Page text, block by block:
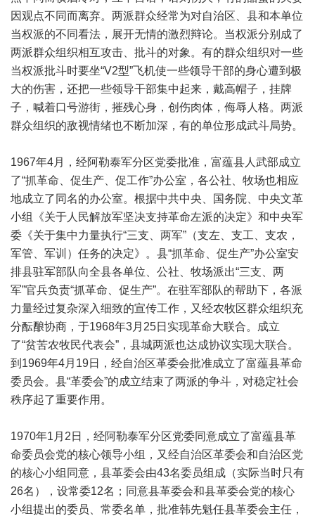
因观点不同而离弃。两派群众经常为对自治区、县和本单位
当权派的不同看法，展开无情的激烈辩论。当权派分别成了
两派群众组织相互攻击、批斗的对象。有的群众组织对一些
当权派批斗时要坐“V2型”飞机使一些领导干部的身心遭到极
大的伤害，还把一些领导干部集中起来，戴高帽子，挂牌
子，喊着口号游街，摧残心身，创伤肉体，侮辱人格。两派
群众组织的敌视情绪也不断加深，有的单位形成武斗局势。
1967年4月，经阿勒泰军分区党委批准，富蕴县人武部成立
了“抓革命、促生产、促工作”办公室，各公社、牧场也相应
地成立了同名的办公室。根据中共中央、国务院、中央文革
小组《关于人民解放军坚决支持革命左派的决定》和中央军
委《关于集中力量执行“三支、两军”（支左、支工、支农，
军管、军训）任务的决定》。县“抓革命、促生产”办公室安
排县驻军部队向全县各单位、公社、牧场派出“三支、两
军”官兵负责“抓革命、促生产”。在驻军部队的帮助下，各派
力量经过复杂深入细致的宣传工作，又经农牧区群众组织充
分酝酿协商，于1968年3月25日实现革命大联合。成立
了“贫苦农牧民代表会”，县城两派也达成协议实现大联合。
到1969年4月19日，经自治区革委会批准成立了富蕴县革命
委员会。县“革委会”的成立结束了两派的争斗，对稳定社会
秩序起了重要作用。
1970年1月2日，经阿勒泰军分区党委同意成立了富蕴县革
命委员会党的核心领导小组，又经自治区革委会和自治区党
的核心小组同意，县革委会由43名委员组成（实际当时只有
26名），设常委12名；同意县革委会和县革委会党的核心
小组提出的委员、常委名单，批准韩先魁任县革委会主任，